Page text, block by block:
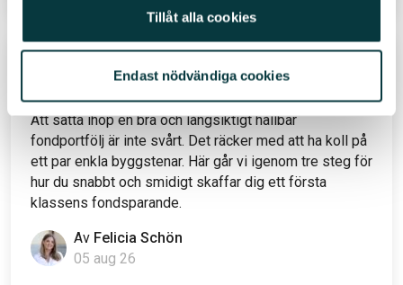
Tillåt alla cookies
Endast nödvändiga cookies
Av Felicia Schön
05 aug 26
Så börjar du spara i fonder i 3 enkla
Att sätta ihop en bra och långsiktigt hållbar
fondportfölj är inte svårt. Det räcker med att ha koll på
ett par enkla byggstenar. Här går vi igenom tre steg för
hur du snabbt och smidigt skaffar dig ett första
klassens fondsparande.